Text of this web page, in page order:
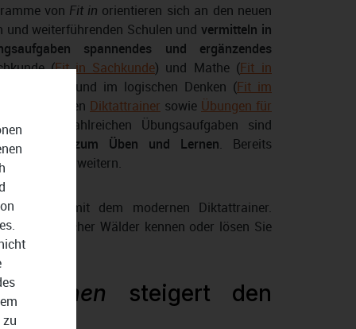
von Fit in orientieren sich an den neuen
weiterführenden Schulen und vermitteln in
spannendes und ergänzendes
(Fit in Sachkunde) und Mathe (Fit in
) und im logischen Denken (Fit im
speziellen Diktattrainer sowie Übungen für
und zahlreichen Übungsaufgaben sind
zum Üben und Lernen. Bereits
mühelos erweitern.
mit dem modernen Diktattrainer.
einheimischer Wälder kennen oder lösen Sie
Lernen steigert den